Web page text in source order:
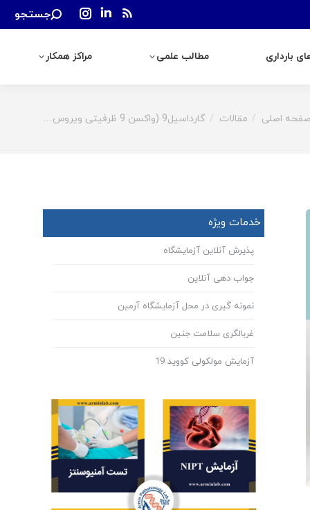
Rss
window
Linkedin
opens
window
Instagram
opens
Search:
جستجو
بارداری مطالب علمی مراکز همکار
You are
صفحه اصلی مقالات گارداسیل9 (واکسن 9 ظرفیتی ویروس…
خدمات ویژه
پذیرش آنلاین آزمایشگاه
جواب دهی آنلاین
نمونه گیری در محل آزمایشگاه آرمین
غربالگری سلامت جنین
آزمایش مولکولی کووید 19
مراکز همکار